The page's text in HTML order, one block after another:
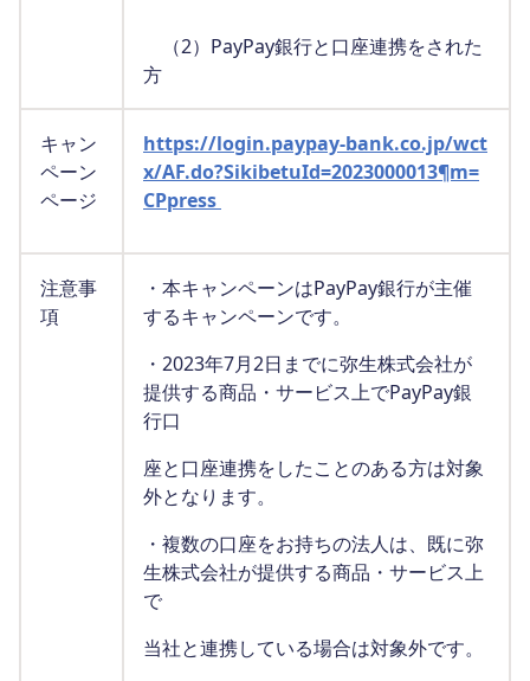
（2）PayPay銀行と口座連携をされた
方
キャン
ペーン
ページ
https://login.paypay-bank.co.jp/wct
x/AF.do?SikibetuId=2023000013¶m=
CPpress
注意事
項
・本キャンペーンはPayPay銀行が主催
するキャンペーンです。
・2023年7月2日までに弥生株式会社が
提供する商品・サービス上でPayPay銀
行口
座と口座連携をしたことのある方は対象
外となります。
・複数の口座をお持ちの法人は、既に弥
生株式会社が提供する商品・サービス上
で
当社と連携している場合は対象外です。